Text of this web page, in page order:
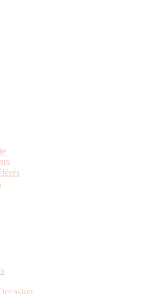
métropolitaine dès
via Mondial